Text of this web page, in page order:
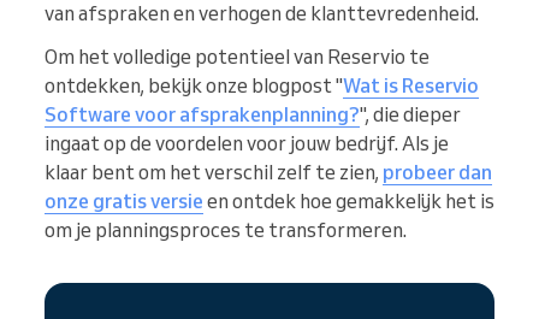
van afspraken en verhogen de klanttevredenheid.
Om het volledige potentieel van Reservio te
ontdekken, bekijk onze blogpost "Wat is Reservio
Software voor afsprakenplanning?", die dieper
ingaat op de voordelen voor jouw bedrijf. Als je
klaar bent om het verschil zelf te zien, probeer dan
onze gratis versie en ontdek hoe gemakkelijk het is
om je planningsproces te transformeren.